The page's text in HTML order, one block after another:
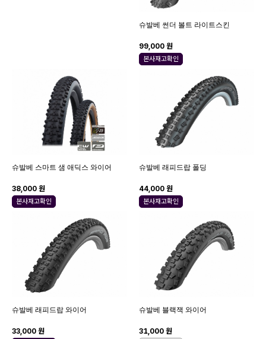
슈발베 썬더 볼트 라이트스킨
99,000 원
본사재고확인
슈발베 스마트 샘 애딕스 와이어
38,000 원
본사재고확인
슈발베 래피드랍 폴딩
44,000 원
본사재고확인
슈발베 래피드랍 와이어
33,000 원
슈발베 블랙잭 와이어
31,000 원